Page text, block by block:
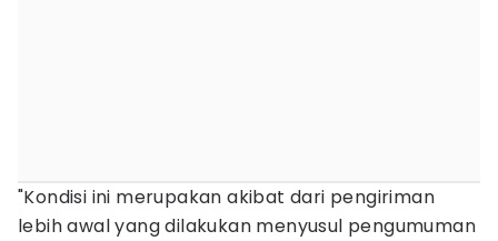
"Kondisi ini merupakan akibat dari pengiriman
lebih awal yang dilakukan menyusul pengumuman